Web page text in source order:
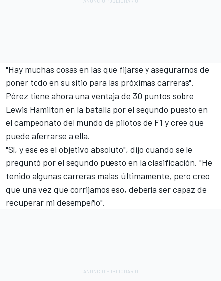
"Hay muchas cosas en las que fijarse y asegurarnos de
poner todo en su sitio para las próximas carreras".
Pérez tiene ahora una ventaja de 30 puntos sobre
Lewis Hamilton en la batalla por el segundo puesto en
el campeonato del mundo de pilotos de F1 y cree que
puede aferrarse a ella.
"Sí, y ese es el objetivo absoluto", dijo cuando se le
preguntó por el segundo puesto en la clasificación. "He
tenido algunas carreras malas últimamente, pero creo
que una vez que corrijamos eso, debería ser capaz de
recuperar mi desempeño".